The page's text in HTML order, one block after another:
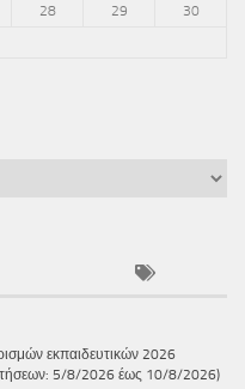
28 29
30
εκπαιδευτικών 2026
5/8/2026 έως 10/8/2026)